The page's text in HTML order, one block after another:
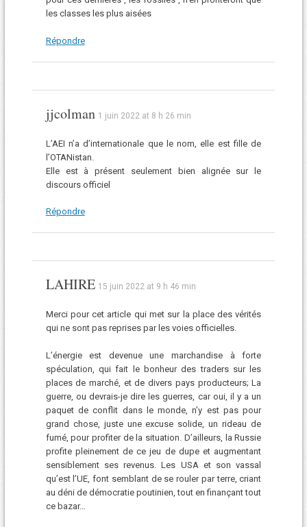
les classes les plus aisées
Répondre
jjcolman 1 juin 2022 at 8 h 26 min
L’AEI n’a d’internationale que le nom, elle est fille de
l’OTANistan.
Elle est à présent seulement bien alignée sur le
discours officiel
Répondre
LAHIRE 15 juin 2022 at 9 h 46 min
Merci pour cet article qui met sur la place des vérités
qui ne sont pas reprises par les voies officielles.
L’énergie est devenue une marchandise à forte
spéculation, qui fait le bonheur des traders sur les
places de marché, et de divers pays producteurs; La
guerre, ou devrais-je dire les guerres, car oui, il y a un
paquet de conflit dans le monde, n’y est pas pour
grand chose, juste une excuse solide, un rideau de
fumé, pour profiter de la situation. D’ailleurs, la Russie
profite pleinement de ce jeu de dupe et augmentant
sensiblement ses revenus. Les USA et son vassal
qu’est l’UE, font semblant de se rouler par terre, criant
au déni de démocratie poutinien, tout en finançant tout
ce bazar…